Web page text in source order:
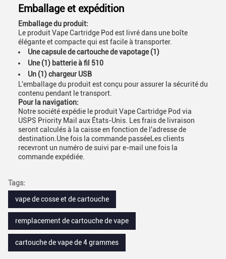
Emballage et expédition
Emballage du produit:
Le produit Vape Cartridge Pod est livré dans une boîte
élégante et compacte qui est facile à transporter.
Une capsule de cartouche de vapotage (1)
Une (1) batterie à fil 510
Un (1) chargeur USB
L'emballage du produit est conçu pour assurer la sécurité du
contenu pendant le transport.
Pour la navigation:
Notre société expédie le produit Vape Cartridge Pod via
USPS Priority Mail aux États-Unis. Les frais de livraison
seront calculés à la caisse en fonction de l'adresse de
destination.Une fois la commande passéeLes clients
recevront un numéro de suivi par e-mail une fois la
commande expédiée.
Tags:
vape de cosse et de cartouche
remplacement de cartouche de vape
cartouche de vape de 4 grammes